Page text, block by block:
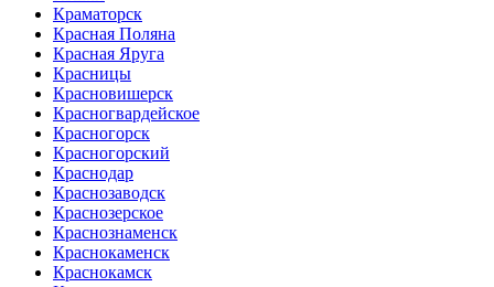
Краматорск
Красная Поляна
Красная Яруга
Красницы
Красновишерск
Красногвардейское
Красногорск
Красногорский
Краснодар
Краснозаводск
Краснозерское
Краснознаменск
Краснокаменск
Краснокамск